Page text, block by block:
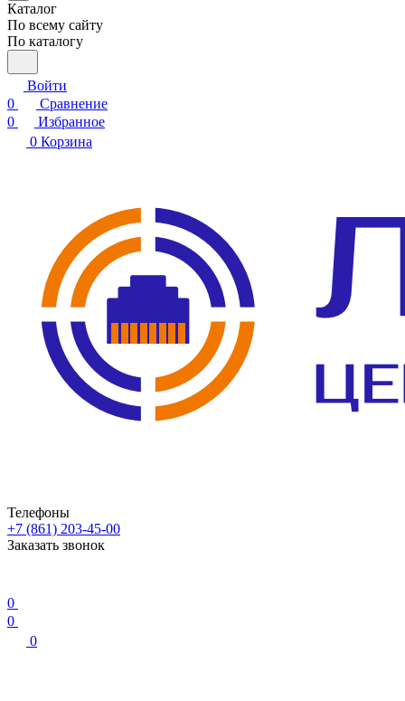
Каталог
По всему сайту
По каталогу
Войти
0
Сравнение
0
Избранное
0 Корзина
Телефоны
+7 (861) 203-45-00
Заказать звонок
0
0
0